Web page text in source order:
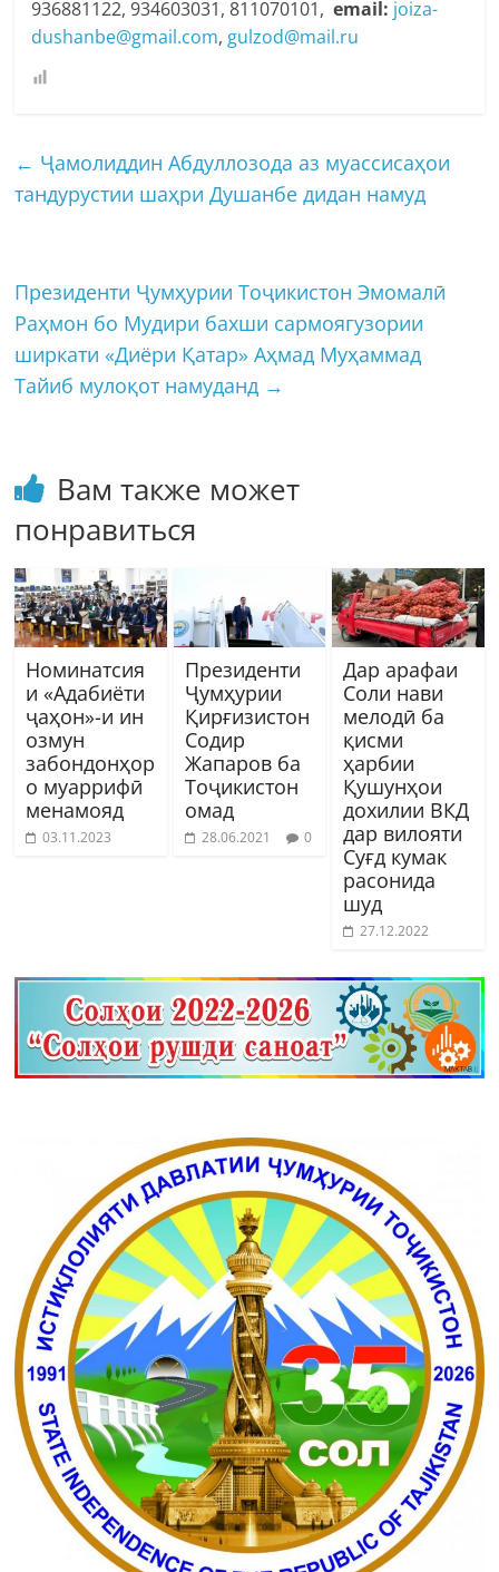
936881122, 934603031, 811070101,email: joiza-
dushanbe@gmail.com, gulzod@mail.ru
← Ҷамолиддин Абдуллозода аз муассисаҳои
тандурустии шаҳри Душанбе дидан намуд
Президенти Ҷумҳурии Тоҷикистон Эмомалӣ
Раҳмон бо Мудири бахши сармоягузории
ширкати «Диёри Қатар» Аҳмад Муҳаммад
Тайиб мулоқот намуданд →
Вам также может
понравиться
Номинатсия
и «Адабиёти
ҷаҳон»-и ин
озмун
забондонҳор
о муаррифӣ
менамояд
03.11.2023
Президенти
Ҷумҳурии
Қирғизистон
Содир
Жапаров ба
Тоҷикистон
омад
28.06.2021 0
Дар арафаи
Соли нави
мелодӣ ба
қисми
ҳарбии
Қушунҳои
дохилии ВКД
дар вилояти
Суғд кумак
расонида
шуд
27.12.2022